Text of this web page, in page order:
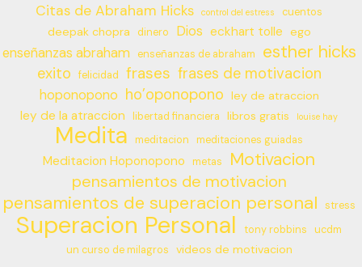
Citas de Abraham Hicks control del estress cuentos
deepak chopra dinero Dios eckhart tolle ego
enseñanzas abraham enseñanzas de abraham esther hicks
exito felicidad frases frases de motivacion
hoponopono ho’oponopono ley de atraccion
ley de la atraccion libertad financiera libros gratis louise hay
Medita meditacion meditaciones guiadas
Meditacion Hoponopono metas Motivacion
pensamientos de motivacion
pensamientos de superacion personal stress
Superacion Personal tony robbins
ucdm
un curso de milagros
videos de motivacion